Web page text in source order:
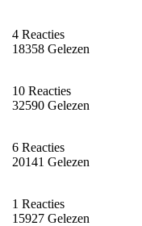
4 Reacties
18358 Gelezen
10 Reacties
32590 Gelezen
6 Reacties
20141 Gelezen
1 Reacties
15927 Gelezen